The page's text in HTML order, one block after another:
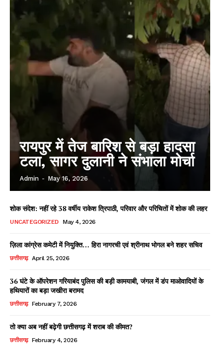
रायपुर में तेज बारिश से बड़ा हादसा
टला, सागर दुलानी ने संभाला मोर्चा
Admin - May 16, 2026
शोक संदेश: नहीं रहे 38 वर्षीय राकेश त्रिपाठी, परिवार और परिचितों में शोक की लहर
UNCATEGORIZED May 4, 2026
ज़िला कांग्रेस कमेटी में नियुक्ति… हिरा नागरची एवं श्रीनाथ भोगल बने शहर सचिव
छत्तीसगढ़ April 25, 2026
36 घंटे के ऑपरेशन गरियाबंद पुलिस की बड़ी कामयाबी, जंगल में डंप माओवादियों के
हथियारों का बड़ा जखीरा बरामद
छत्तीसगढ़ February 7, 2026
तो क्या अब नहीं बढ़ेगी छत्तीसगढ़ में शराब की कीमत?
छत्तीसगढ़ February 4, 2026